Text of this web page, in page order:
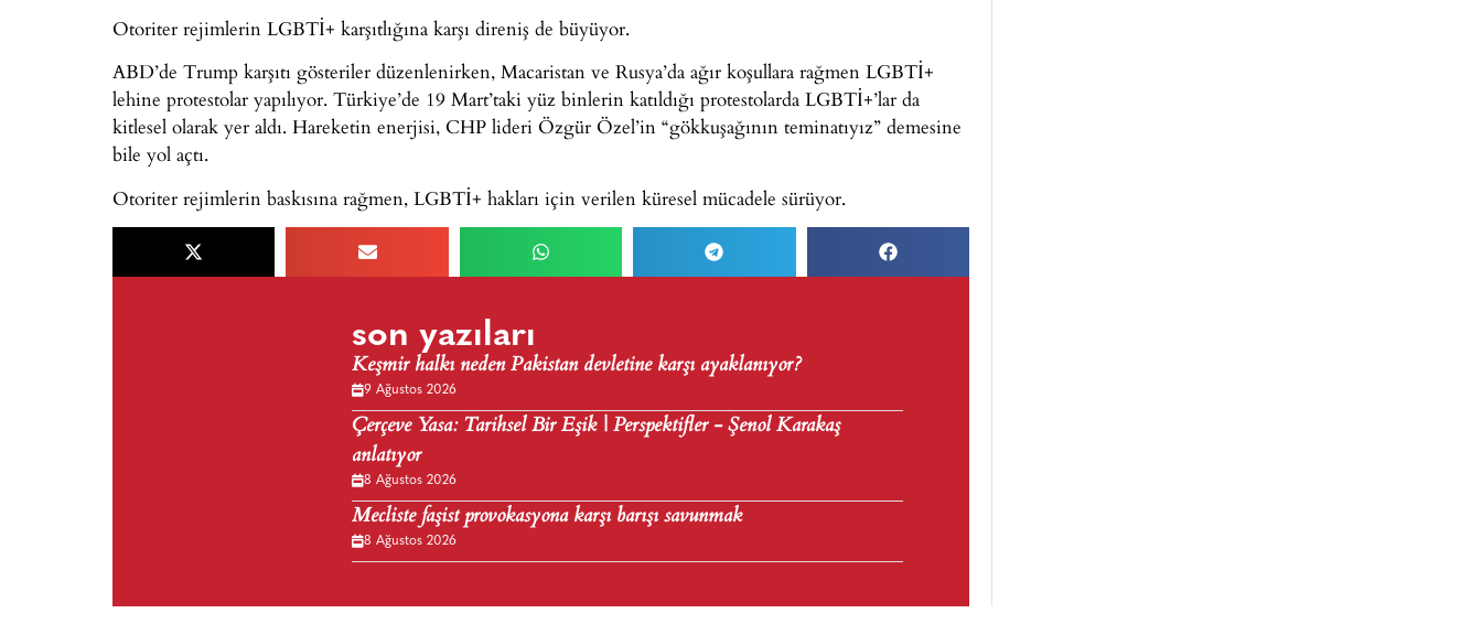
Otoriter rejimlerin LGBTİ+ karşıtlığına karşı direniş de büyüyor.
ABD’de Trump karşıtı gösteriler düzenlenirken, Macaristan ve Rusya’da ağır koşullara rağmen LGBTİ+
lehine protestolar yapılıyor. Türkiye’de 19 Mart’taki yüz binlerin katıldığı protestolarda LGBTİ+’lar da
kitlesel olarak yer aldı. Hareketin enerjisi, CHP lideri Özgür Özel’in “gökkuşağının teminatıyız” demesine
bile yol açtı.
Otoriter rejimlerin baskısına rağmen, LGBTİ+ hakları için verilen küresel mücadele sürüyor.
son yazıları
Keşmir halkı neden Pakistan devletine karşı ayaklanıyor?
9 Ağustos 2026
Çerçeve Yasa: Tarihsel Bir Eşik | Perspektifler - Şenol Karakaş
anlatıyor
8 Ağustos 2026
Mecliste faşist provokasyona karşı barışı savunmak
8 Ağustos 2026